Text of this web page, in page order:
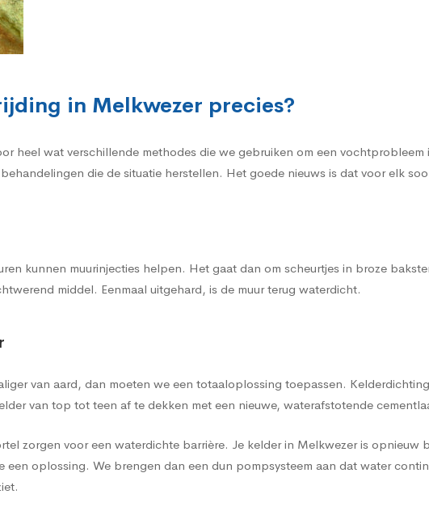
in Melkwezer precies?
heel wat verschillende methodes die we gebruiken om een
die de situatie herstellen. Het goede nieuws is dat voor elk
kunnen muurinjecties helpen. Het gaat dan om scheurtjes in broze
middel. Eenmaal uitgehard, is de muur terug waterdicht.
van aard, dan moeten we een totaaloplossing toepassen.
van top tot teen af te dekken met een nieuwe, waterafstotende
zorgen voor een waterdichte barrière. Je kelder in Melkwezer is opnieuw
een oplossing. We brengen dan een dun pompsysteem aan dat water